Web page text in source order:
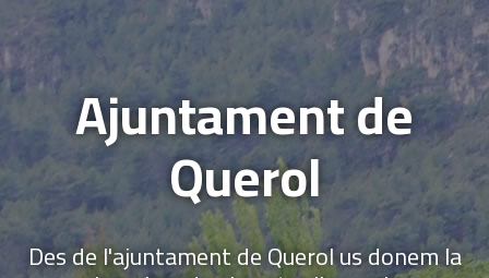
Ajuntament de
Querol
Des de l'ajuntament de Querol us donem la